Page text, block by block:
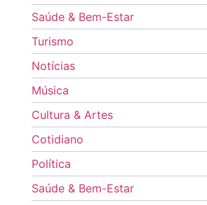
Saúde & Bem-Estar
Turismo
Notícias
Música
Cultura & Artes
Cotidiano
Política
Saúde & Bem-Estar